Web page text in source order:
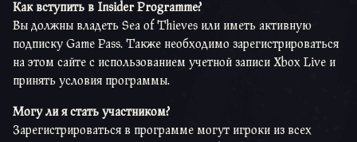
Как вступить в Insider Programme?
Вы должны владеть Sea of Thieves или иметь активную
подписку Game Pass. Также необходимо зарегистрироваться
на этом сайте с использованием учетной записи Xbox Live и
принять условия программы.
Могу ли я стать участником?
Зарегистрироваться в программе могут игроки из всех